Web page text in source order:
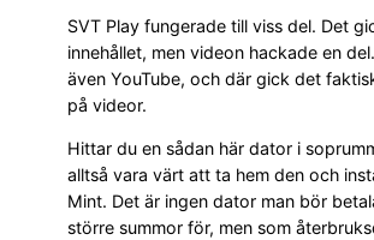
SVT Play fungerade till viss del. Det
innehållet, men videon hackade en
även YouTube, och där gick det
på videor.
Hittar du en sådan här dator i
alltså vara värt att ta hem den och
Mint. Det är ingen dator man bör
större summor för, men som